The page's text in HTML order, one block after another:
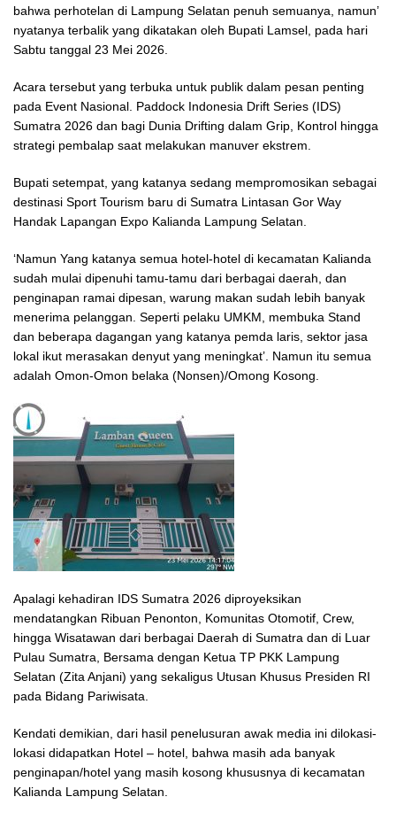
bahwa perhotelan di Lampung Selatan penuh semuanya, namun’
nyatanya terbalik yang dikatakan oleh Bupati Lamsel, pada hari
Sabtu tanggal 23 Mei 2026.
Acara tersebut yang terbuka untuk publik dalam pesan penting
pada Event Nasional. Paddock Indonesia Drift Series (IDS)
Sumatra 2026 dan bagi Dunia Drifting dalam Grip, Kontrol hingga
strategi pembalap saat melakukan manuver ekstrem.
Bupati setempat, yang katanya sedang mempromosikan sebagai
destinasi Sport Tourism baru di Sumatra Lintasan Gor Way
Handak Lapangan Expo Kalianda Lampung Selatan.
‘Namun Yang katanya semua hotel-hotel di kecamatan Kalianda
sudah mulai dipenuhi tamu-tamu dari berbagai daerah, dan
penginapan ramai dipesan, warung makan sudah lebih banyak
menerima pelanggan. Seperti pelaku UMKM, membuka Stand
dan beberapa dagangan yang katanya pemda laris, sektor jasa
lokal ikut merasakan denyut yang meningkat’. Namun itu semua
adalah Omon-Omon belaka (Nonsen)/Omong Kosong.
Apalagi kehadiran IDS Sumatra 2026 diproyeksikan
mendatangkan Ribuan Penonton, Komunitas Otomotif, Crew,
hingga Wisatawan dari berbagai Daerah di Sumatra dan di Luar
Pulau Sumatra, Bersama dengan Ketua TP PKK Lampung
Selatan (Zita Anjani) yang sekaligus Utusan Khusus Presiden RI
pada Bidang Pariwisata.
Kendati demikian, dari hasil penelusuran awak media ini dilokasi-
lokasi didapatkan Hotel – hotel, bahwa masih ada banyak
penginapan/hotel yang masih kosong khususnya di kecamatan
Kalianda Lampung Selatan.